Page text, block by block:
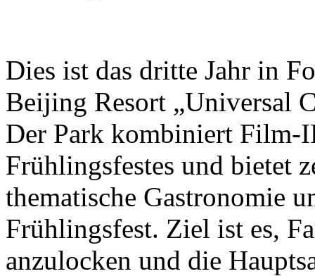
Dies ist das dritte Jahr in
Beijing Resort „Universal
Der Park kombiniert Film-
Frühlingsfestes und bietet
thematische Gastronomie
Frühlingsfest. Ziel ist es,
anzulocken und die